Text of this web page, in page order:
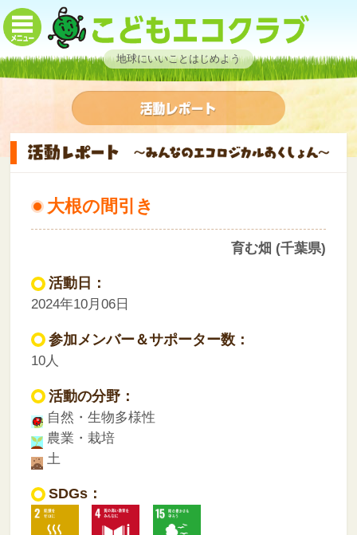
地球にいいことはじめよう
大根の間引き
育む畑 (千葉県)
活動日：
2024年10月06日
参加メンバー＆サポーター数：
10人
活動の分野：
自然・生物多様性
農業・栽培
土
SDGs：